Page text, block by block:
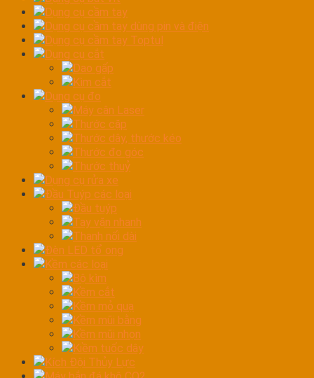
Dụng cụ cầm tay
Dụng cụ cầm tay dùng pin và điện
Dụng cụ cầm tay Toptul
Dụng cụ cắt
Dao gấp
Kìm cắt
Dụng cụ đo
Máy cân Laser
Thước cặp
Thước dây, thước kéo
Thước đo góc
Thước thuỷ
Dụng cụ rửa xe
Đầu Tuýp các loại
Đầu tuýp
Tay vặn nhanh
Thanh nối dài
Đèn LED tổ ong
Kềm các loại
Bộ kìm
Kềm cắt
Kềm mỏ quạ
Kềm mũi bằng
Kềm mũi nhọn
Kiềm tuốc dây
Kích Đội Thủy Lực